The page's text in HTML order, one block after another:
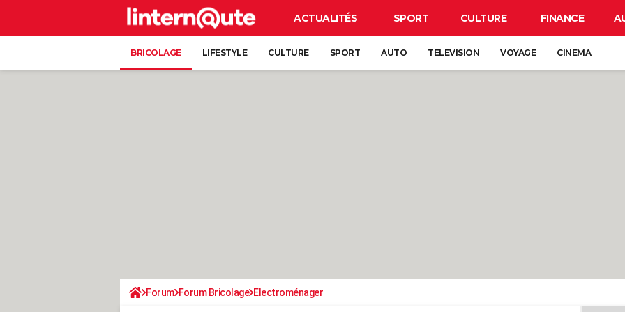
ACTUALITÉS SPORT CULTURE FINANCE
BRICOLAGE LIFESTYLE CULTURE SPORT AUTO TELEVISION VOYAGE CINEMA
Forum Forum Bricolage Electroménager